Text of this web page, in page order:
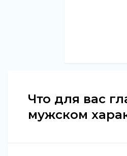
Что для вас
мужском